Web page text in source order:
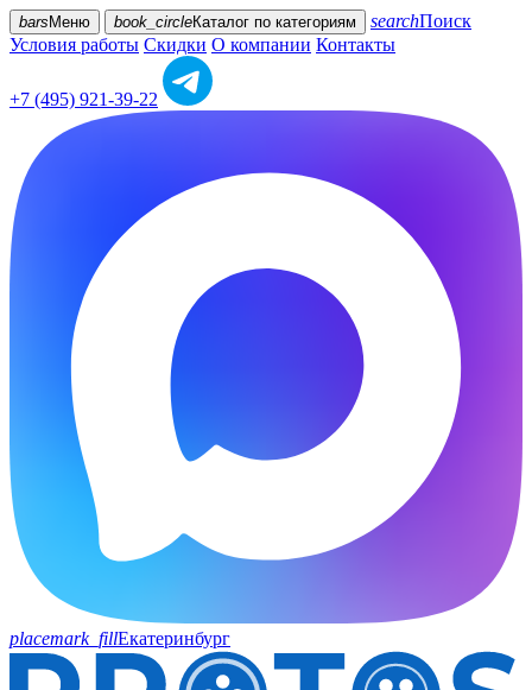
bars Меню book_circleКаталог по категориям searchПоиск
Условия работы Скидки О компании Контакты
+7 (495) 921-39-22
placemark_fillЕкатеринбург